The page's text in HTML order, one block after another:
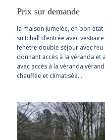
Prix sur demande
la maison jumelée, en bon
suit: hall d’entrée avec
fenêtre double séjour avec
donnant accès à la véranda
avec accès à la véranda
chauffée et climatisée…